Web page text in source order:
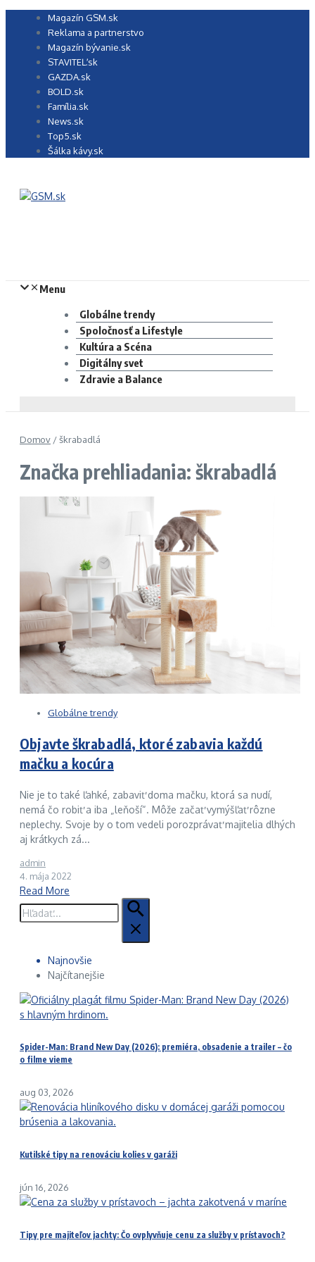
Preskočiť Magazín GSM.sk
Reklama a partnerstvo
Magazín bývanie.sk
STAVITEĽ.sk
GAZDA.sk
BOLD.sk
Família.sk
News.sk
Top5.sk
Šálka kávy.sk
Menu
Globálne trendy
Spoločnosť a Lifestyle
Kultúra a Scéna
Digitálny svet
Zdravie a Balance
Domov /škrabadlá
Značka prehliadania: škrabadlá
Globálne trendy
Objavte škrabadlá, ktoré zabavia každú
mačku a kocúra
Nie je to také ľahké, zabaviť doma mačku, ktorá sa nudí,
nemá čo robiť a iba „leňoší“. Môže začať vymýšľať rôzne
neplechy. Svoje by o tom vedeli porozprávať majitelia dlhých
aj krátkych zá...
admin
4. mája 2022
Read More
Hľadať:
Najnovšie
Najčítanejšie
Spider-Man: Brand New Day (2026): premiéra, obsadenie a trailer – čo
o filme vieme
aug 03, 2026
Kutilské tipy na renováciu kolies v garáži
jún 16, 2026
Tipy pre majiteľov jachty: Čo ovplyvňuje cenu za služby v prístavoch?